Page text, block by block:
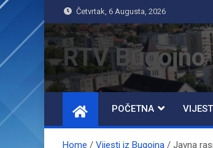
Četvrtak, 6 Augusta, 2026
RTV Bugojno
POČETNA
Home Vijesti iz Bugojna Javna